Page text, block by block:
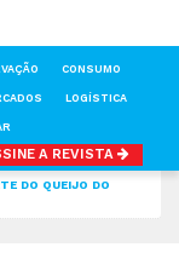
CONSUMO
LOGÍSTICA
A REVISTA
DO QUEIJO DO